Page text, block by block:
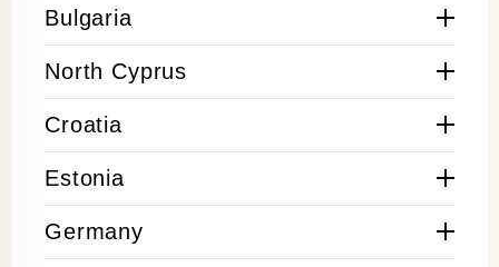
Bulgaria
North Cyprus
Croatia
Estonia
Germany